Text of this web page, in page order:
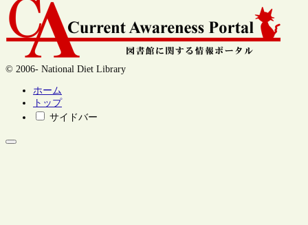
© 2006- National Diet Library
ホーム
トップ
サイドバー